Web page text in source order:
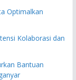
Optimalkan
Kolaborasi dan
Bantuan